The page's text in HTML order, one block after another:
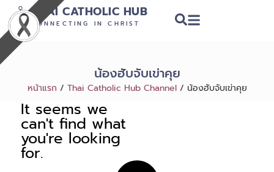
THAI CATHOLIC HUB
CONNECTING IN CHRIST
น้องฮับจับเข่าคุย
หน้าแรก / Thai Catholic Hub Channel / น้องฮับจับเข่าคุย
It seems we
can't find what
you're looking
for.